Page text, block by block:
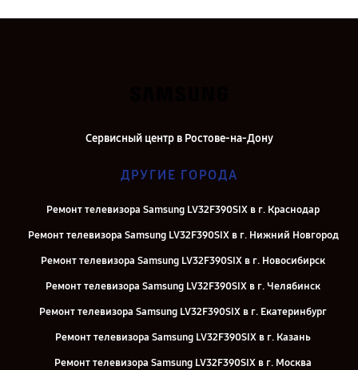
Сервисный центр в Ростове-на-Дону
ДРУГИЕ ГОРОДА
Ремонт телевизора Samsung LV32F390SIX в г. Краснодар
Ремонт телевизора Samsung LV32F390SIX в г. Нижний Новгород
Ремонт телевизора Samsung LV32F390SIX в г. Новосибирск
Ремонт телевизора Samsung LV32F390SIX в г. Челябинск
Ремонт телевизора Samsung LV32F390SIX в г. Екатеринбург
Ремонт телевизора Samsung LV32F390SIX в г. Казань
Ремонт телевизора Samsung LV32F390SIX в г. Москва